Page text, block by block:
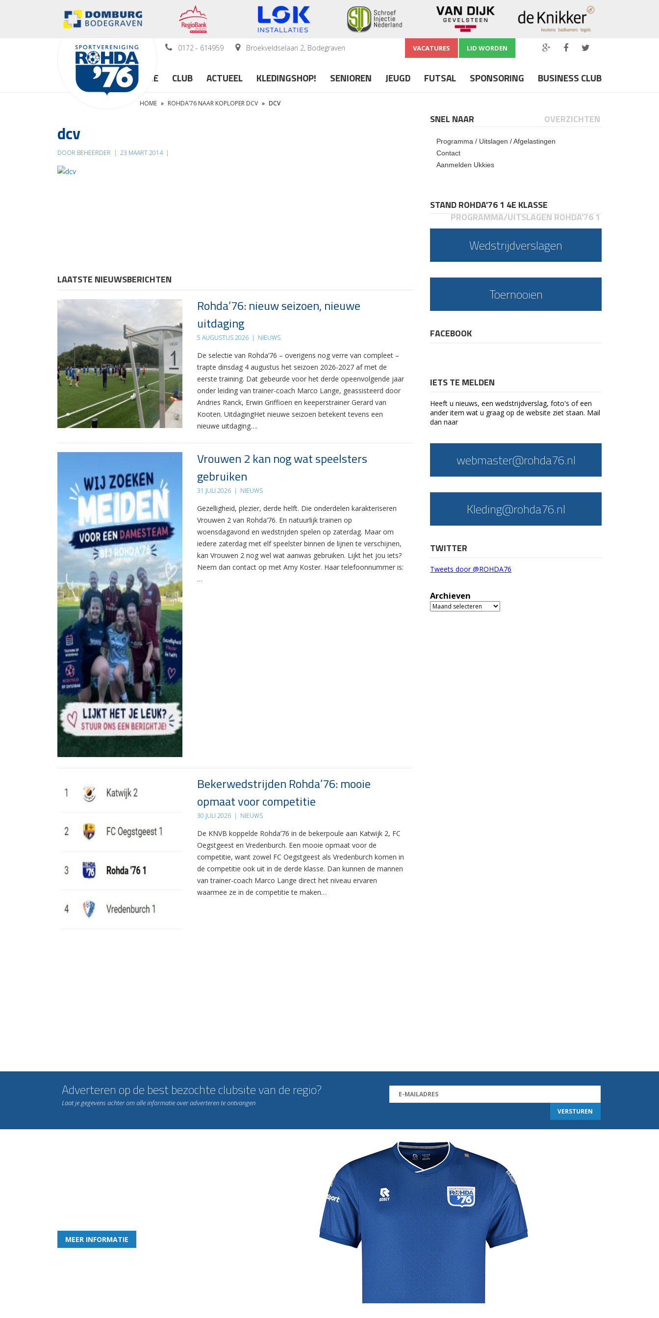
0172 - 614959 Broekveldselaan 2, Bodegraven VACATURES LID WORDEN
HOME CLUB ACTUEEL KLEDINGSHOP! SENIOREN JEUGD FUTSAL SPONSORING BUSINESS CLUB
HOME » ROHDA’76 NAAR KOPLOPER DCV » DCV
dcv
DOOR BEHEERDER | 23 MAART 2014 |
LAATSTE NIEUWSBERICHTEN
Rohda’76: nieuw seizoen, nieuwe
uitdaging
5 AUGUSTUS 2026 | NIEUWS
De selectie van Rohda’76 – overigens nog verre van compleet –
trapte dinsdag 4 augustus het seizoen 2026-2027 af met de
eerste training. Dat gebeurde voor het derde opeenvolgende jaar
onder leiding van trainer-coach Marco Lange, geassisteerd door
Andries Ranck, Erwin Griffioen en keeperstrainer Gerard van
Kooten. UitdagingHet nieuwe seizoen betekent tevens een
nieuwe uitdaging….
Vrouwen 2 kan nog wat speelsters
gebruiken
31 JULI 2026 | NIEUWS
Gezelligheid, plezier, derde helft. Die onderdelen karakteriseren
Vrouwen 2 van Rohda’76. En natuurlijk trainen op
woensdagavond en wedstrijden spelen op zaterdag. Maar om
iedere zaterdag met elf speelster binnen de lijnen te verschijnen,
kan Vrouwen 2 nog wel wat aanwas gebruiken. Lijkt het jou iets?
Neem dan contact op met Amy Koster. Haar telefoonnummer is:
…
Bekerwedstrijden Rohda’76: mooie
opmaat voor competitie
30 JULI 2026 | NIEUWS
De KNVB koppelde Rohda’76 in de bekerpoule aan Katwijk 2, FC
Oegstgeest en Vredenburch. Een mooie opmaat voor de
competitie, want zowel FC Oegstgeest als Vredenburch komen in
de competitie ook uit in de derde klasse. Dan kunnen de mannen
van trainer-coach Marco Lange direct het niveau ervaren
waarmee ze in de competitie te maken…
SNEL NAAR OVERZICHTEN
Programma / Uitslagen / Afgelastingen
Contact
Aanmelden Ukkies
STAND ROHDA'76 1 4E KLASSE
PROGRAMMA/UITSLAGEN ROHDA'76 1
Wedstrijdverslagen
Toernooien
FACEBOOK
IETS TE MELDEN
Heeft u nieuws, een wedstrijdverslag, foto's of een
ander item wat u graag op de website ziet staan. Mail
dan naar
webmaster@rohda76.nl
Kleding@rohda76.nl
TWITTER
Tweets door @ROHDA76
Archieven
Archieven
Adverteren op de best bezochte clubsite van de regio?
Laat je gegevens achter om alle informatie over adverteren te ontvangen
MEER INFORMATIE